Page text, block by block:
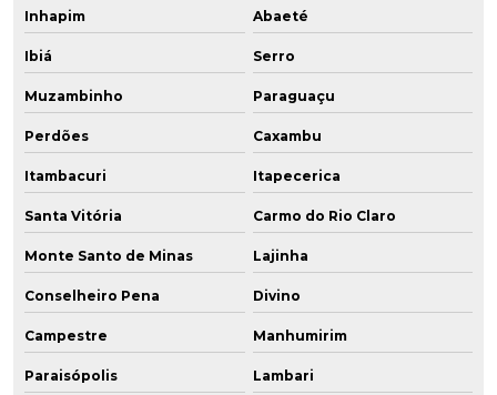
Inhapim Abaeté
Ibiá Serro
Muzambinho Paraguaçu
Perdões Caxambu
Itambacuri Itapecerica
Santa Vitória Carmo do Rio Claro
Monte Santo de Minas Lajinha
Conselheiro Pena Divino
Campestre Manhumirim
Paraisópolis Lambari